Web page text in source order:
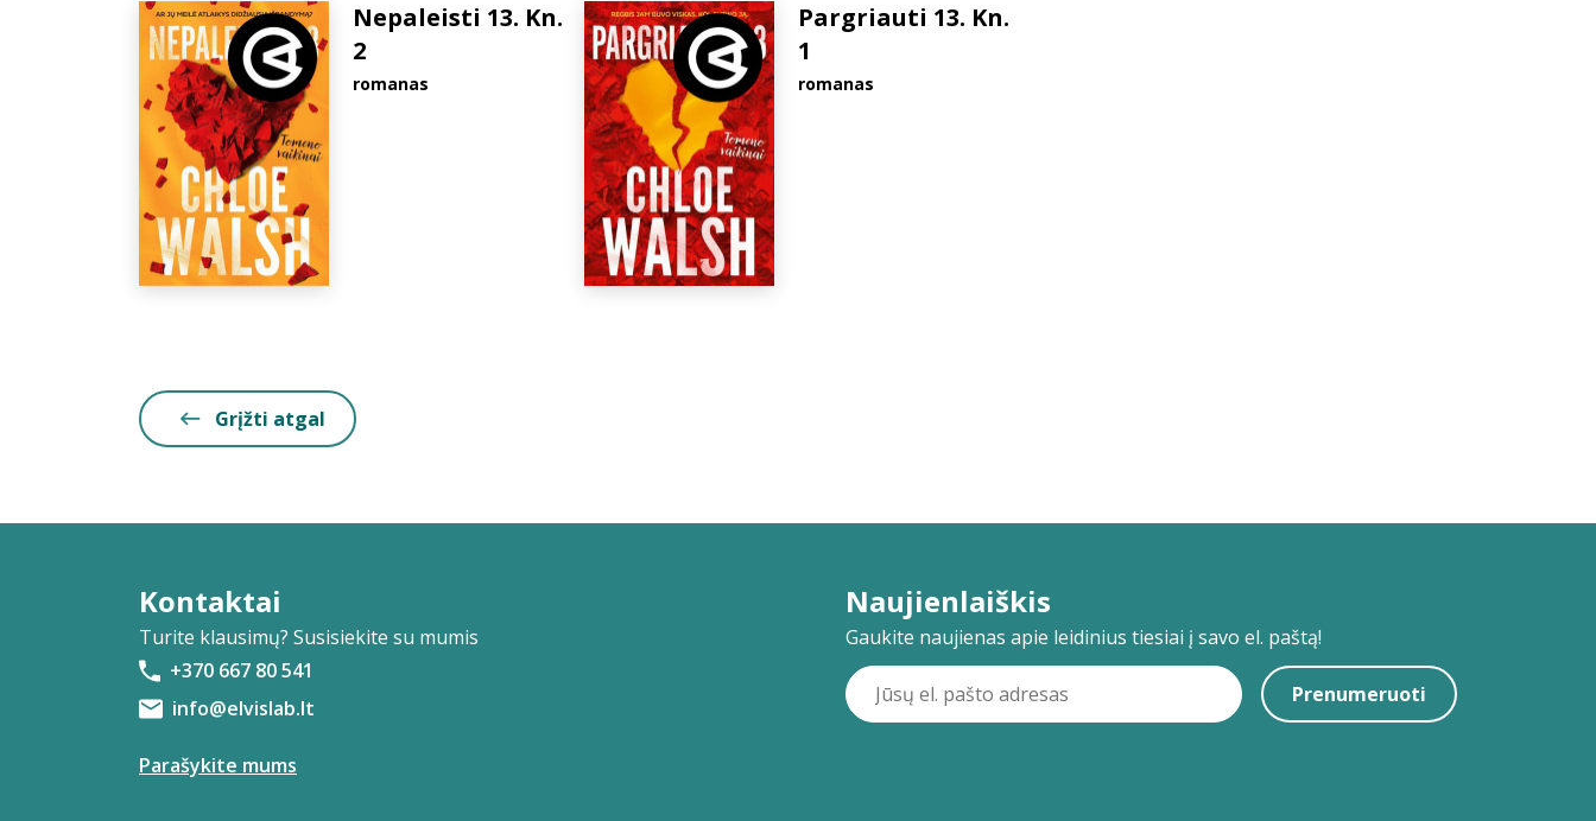
Nepaleisti 13. Kn.
2
romanas
Pargriauti 13. Kn.
1
romanas
Grįžti atgal
Kontaktai
Turite klausimų? Susisiekite su mumis
+370 667 80 541
info@elvislab.lt
Parašykite mums
Naujienlaiškis
Gaukite naujienas apie leidinius tiesiai į savo el. paštą!
Prenumeruoti